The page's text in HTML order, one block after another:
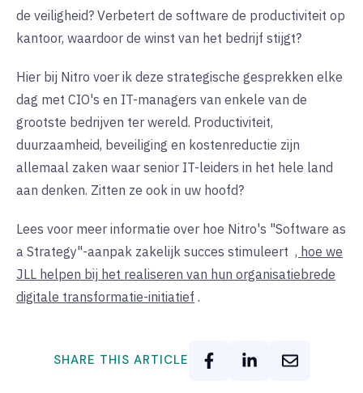
de veiligheid? Verbetert de software de productiviteit op
kantoor, waardoor de winst van het bedrijf stijgt?
Hier bij Nitro voer ik deze strategische gesprekken elke
dag met CIO's en IT-managers van enkele van de
grootste bedrijven ter wereld. Productiviteit,
duurzaamheid, beveiliging en kostenreductie zijn
allemaal zaken waar senior IT-leiders in het hele land
aan denken. Zitten ze ook in uw hoofd?
Lees voor meer informatie over hoe Nitro's "Software as
a Strategy"-aanpak zakelijk succes stimuleert , hoe we
JLL helpen bij het realiseren van hun organisatiebrede
digitale transformatie-initiatief .
SHARE THIS ARTICLE